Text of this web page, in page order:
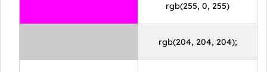
rgb(255, 0, 255)
rgb(204, 204, 204);